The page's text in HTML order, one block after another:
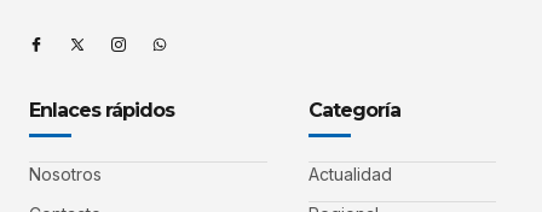
Enlaces rápidos
Nosotros
Categoría
Actualidad